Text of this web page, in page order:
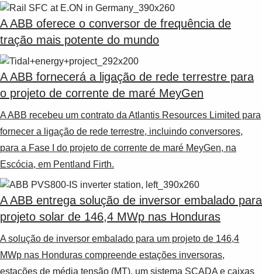
A ABB oferece o conversor de frequência de
tração mais potente do mundo
A ABB fornecerá a ligação de rede terrestre para
o projeto de corrente de maré MeyGen
A ABB recebeu um contrato da Atlantis Resources Limited para
fornecer a ligação de rede terrestre, incluindo conversores,
para a Fase I do projeto de corrente de maré MeyGen, na
Escócia, em Pentland Firth.
A ABB entrega solução de inversor embalado para
projeto solar de 146,4 MWp nas Honduras
A solução de inversor embalado para um projeto de 146,4
MWp nas Honduras compreende estações inversoras,
estações de média tensão (MT), um sistema SCADA e caixas